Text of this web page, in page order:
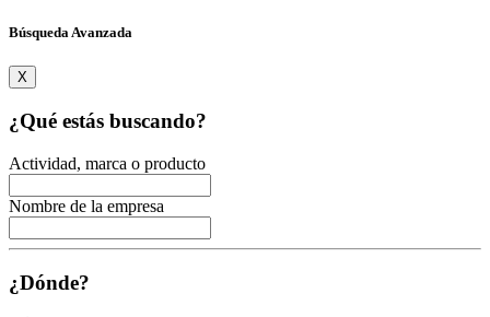
Búsqueda Avanzada
X
¿Qué estás buscando?
Actividad, marca o producto
Nombre de la empresa
¿Dónde?